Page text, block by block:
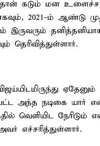
கடும் மன
2021-ம் ஆண்டு
இருவரும்
தெரிவித்துள்ளார்.
அந்த நடிகை யார்
வெளியிட நேரிடும்
எச்சரித்துள்ளார்.